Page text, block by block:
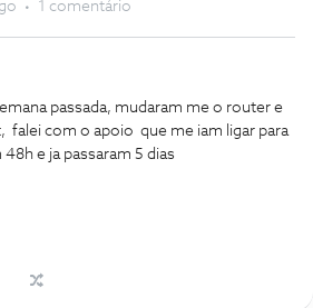
1 comentário
passada, mudaram me o router e
falei com o apoio que me iam ligar para
e ja passaram 5 dias